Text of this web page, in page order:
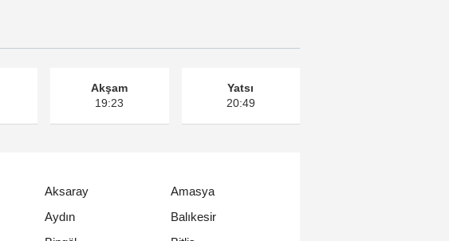
Akşam
19:23
Yatsı
20:49
Aksaray
Amasya
Aydın
Balıkesir